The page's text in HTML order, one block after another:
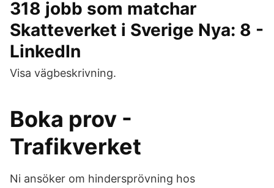
318 jobb som matchar
Skatteverket i Sverige Nya: 8 -
LinkedIn
Visa vägbeskrivning.
Boka prov -
Trafikverket
Ni ansöker om hindersprövning hos